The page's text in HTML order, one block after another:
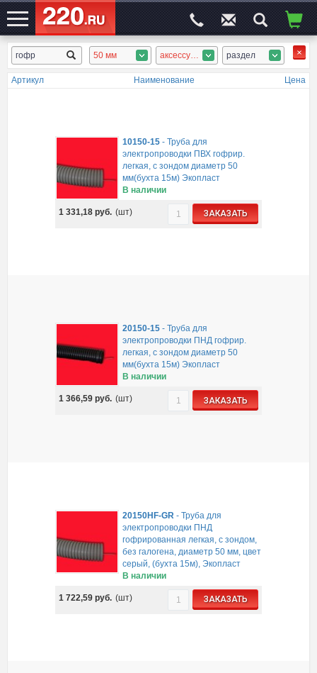
ЭЛЕКТРОСАЙТ№1 50 мм аксессуары, ПВХ гофротруба, ПНД гофротруба, безгалоген. гофротруба, безгалоген. аксессуары раздел
Артикул Наименование Цена
10150-15- Труба для
электропроводки ПВХ гофрир.
легкая, с зондом диаметр 50
мм(бухта 15м) Экопласт
В наличии
1 331,18 руб. (шт) ЗАКАЗАТЬ
20150-15- Труба для
электропроводки ПНД гофрир.
легкая, с зондом диаметр 50
мм(бухта 15м) Экопласт
В наличии
1 366,59 руб. (шт) ЗАКАЗАТЬ
20150HF-GR - Труба для
электропроводки ПНД
гофрированная легкая, с зондом,
без галогена, диаметр 50 мм, цвет
серый, (бухта 15м), Экопласт
В наличии
1 722,59 руб. (шт) ЗАКАЗАТЬ